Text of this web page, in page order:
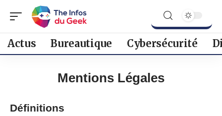
Actus Bureautique Cybersécurité
Mentions Légales
Définitions